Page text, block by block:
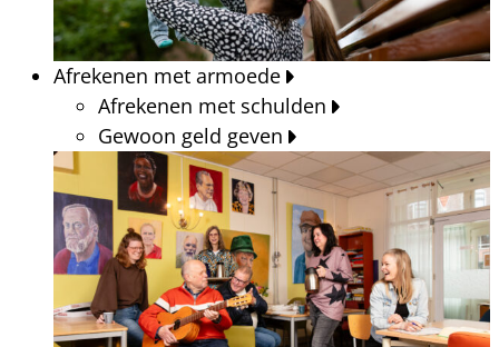
Afrekenen met armoede
Afrekenen met schulden
Gewoon geld geven